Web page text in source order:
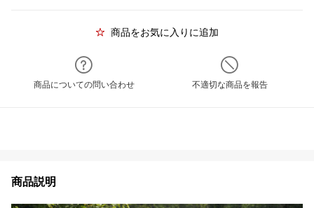
商品をお気に入りに追加
商品についての問い合わせ 不適切な商品を報告
商品説明